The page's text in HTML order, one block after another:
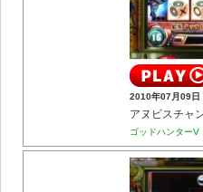
2010年07月09日
ゴッドハンターV